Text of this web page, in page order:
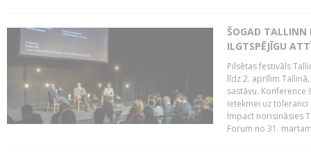
ŠOGAD TALLINN
ILGTSPĒJĪGU
Pilsētas festivāls
līdz 2. aprīlim
sastāvu.
ietekmei uz
Impact norisināsies
Forum no 31.